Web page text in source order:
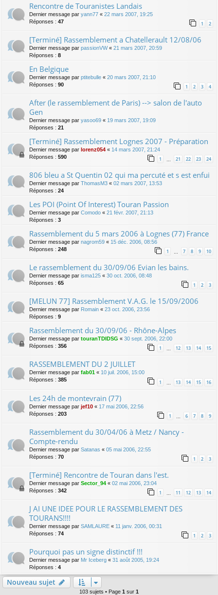
Rencontre de Touranistes Landais
Dernier message par yann77 « 22 mars 2007, 19:25
Réponses : 47 1 2
[Terminé] Rassemblement a Chatellerault 12/08/06
Dernier message par passionVW« 21 mars 2007, 20:59
Réponses : 8
En Belgique
Dernier message par ptitebulle « 20 mars 2007, 21:10
Réponses : 90 1 2 3 4
After (le rassemblement de Paris) --> salon de l'auto
Gen
Dernier message par yasoo69 « 19 mars 2007, 19:09
Réponses : 21
[Terminé] Rassemblement Lognes 2007 - Préparation
Dernier message par lorenz054 « 14 mars 2007, 21:24
Réponses : 590 1 … 21 22 23 24
806 bleu a St Quentin 02 qui ma percuté et s est enfui
Dernier message par ThomasM3 « 02 mars 2007, 13:53
Réponses : 24
Les POI (Point Of Interest) Touran Passion
Dernier message par Comodo « 21 févr. 2007, 21:13
Réponses : 3
Rassemblement du 5 mars 2006 à Lognes (77) France
Dernier message par nagrom59 « 15 déc. 2006, 08:56
Réponses : 248 1 … 7 8 9 10
Le rassemblement du 30/09/06 Evian les bains.
Dernier message par isma125 « 30 oct. 2006, 08:48
Réponses : 65 1 2 3
[MELUN 77] Rassemblement V.A.G. le 15/09/2006
Dernier message par Romain « 23 oct. 2006, 23:56
Réponses : 9
Rassemblement du 30/09/06 - Rhône-Alpes
Dernier message par touranTDIDSG « 30 sept. 2006, 22:00
Réponses : 356 1 … 12 13 14 15
RASSEMBLEMENT DU 2 JUILLET
Dernier message par fab01 « 10 juil. 2006, 15:00
Réponses : 385 1 13 14 15 16
Les 24h de montevrain (77)
Dernier message par jef10 « 17 mai 2006, 22:56
Réponses : 203 1 6 7 8 9
Rassemblement du 30/04/06 à Metz / Nancy -
Compte-rendu
Dernier message par Satanas « 05 mai 2006, 22:55
Réponses : 70 1 2 3
[Terminé] Rencontre de Touran dans l'est.
Dernier message par Sector_94 « 02 mai 2006, 23:04
Réponses : 342 1 11 12 13 14
J AI UNE IDEE POUR LE RASSEMBLEMENT DES
TOURANS!!!!
Dernier message par SAMLAURE « 11 janv. 2006, 00:31
Réponses : 74 1 2 3
Pourquoi pas un signe distinctif !!!
Dernier message par Mr Iceberg « 31 août 2005, 19:24
Réponses : 4
Nouveau sujet
103 sujets • Page 1 sur 1